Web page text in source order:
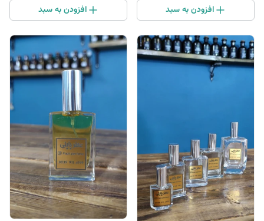
افزودن به سبد افزودن به سبد